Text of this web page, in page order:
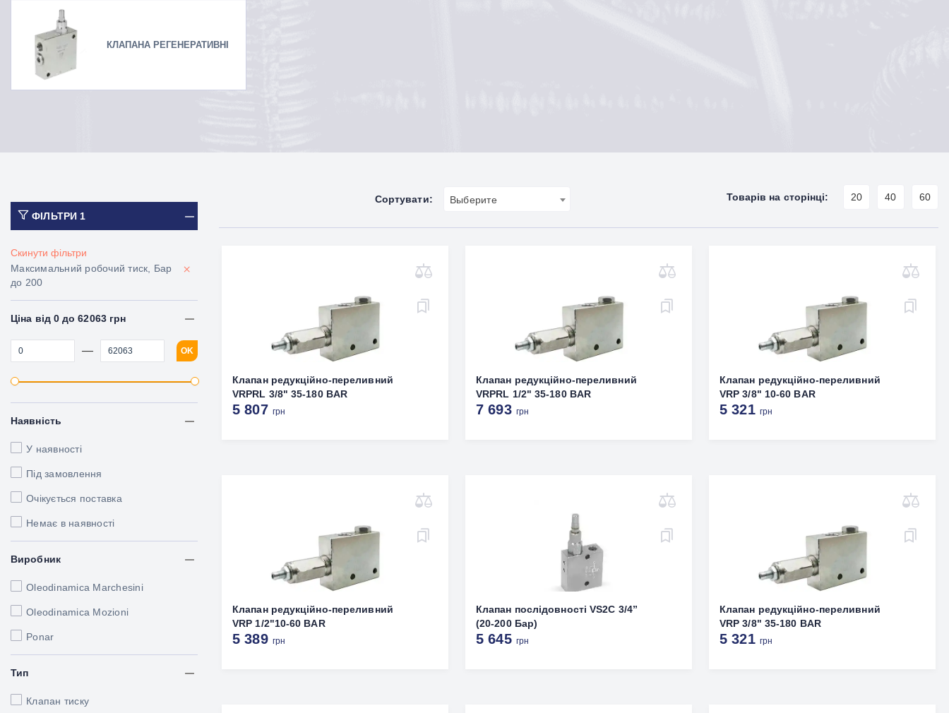
КЛАПАНА РЕГЕНЕРАТИВНІ
ФІЛЬТРИ1
Скинути фільтри
Максимальний робочий тиск, Бар
до 200
×
Ціна від 0 до 62063 грн
— OK
Наявність
У наявності
Під замовлення
Очікується поставка
Немає в наявності
Виробник
Oleodinamica Marchesini
Oleodinamica Mozioni
Ponar
Тип
Клапан тиску
Сортувати: Выберите Товарів на сторінці: 20 40 60
Клапан редукційно-переливний
VRPRL 3/8" 35-180 BAR
5 807 грн
Клапан редукційно-переливний
VRPRL 1/2" 35-180 BAR
7 693 грн
Клапан редукційно-переливний
VRP 3/8" 10-60 BAR
5 321 грн
Клапан редукційно-переливний
VRP 1/2"10-60 BAR
5 389 грн
Клапан послідовності VS2C 3/4”
(20-200 Бар)
5 645 грн
Клапан редукційно-переливний
VRP 3/8" 35-180 BAR
5 321 грн